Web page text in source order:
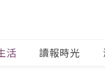
活 讀報時光